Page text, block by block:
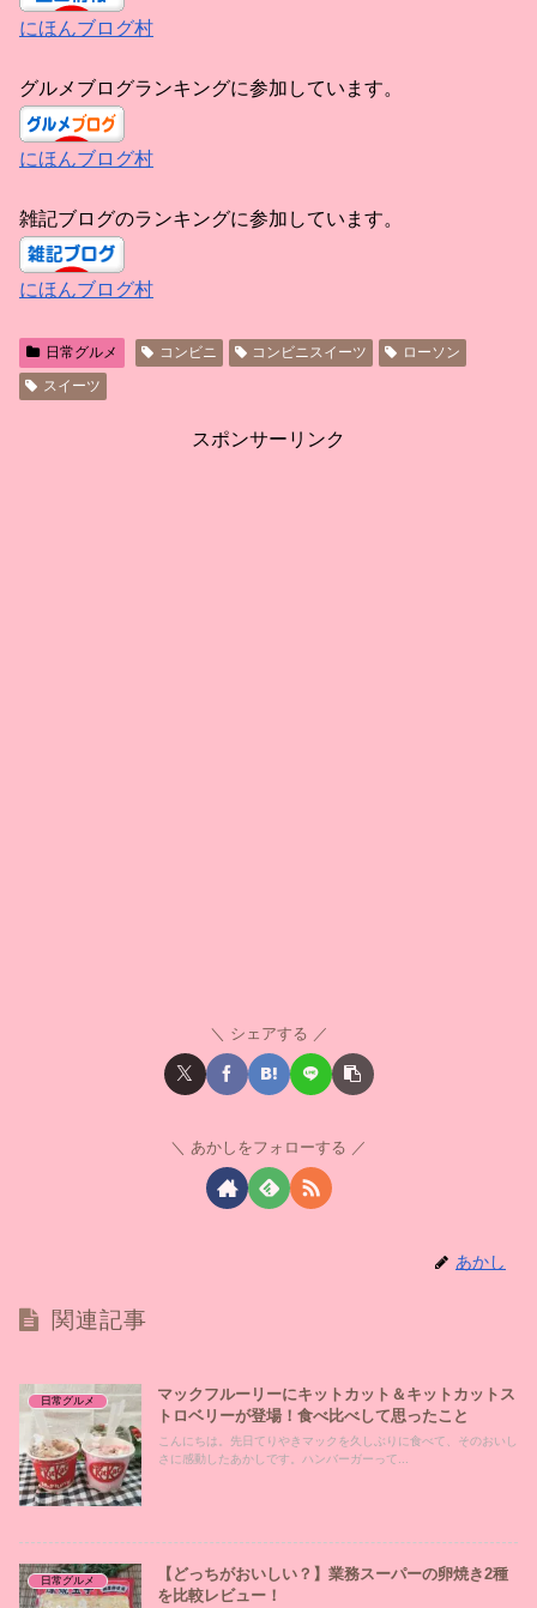
にほんブログ村
グルメブログランキングに参加しています。
にほんブログ村
雑記ブログのランキングに参加しています。
にほんブログ村
日常グルメ コンビニ コンビニスイーツ
ローソン
スイーツ
スポンサーリンク
シェアする
あかしをフォローする
あかし
関連記事
日常グルメ
マックフルーリーにキットカット＆キットカットス
トロベリーが登場！食べ比べして思ったこと
こんにちは。先日てりやきマックを久しぶりに食べて、そのおいし
さに感動したあかしです。ハンバーガーって...
日常グルメ
【どっちがおいしい？】業務スーパーの卵焼き2種
を比較レビュー！